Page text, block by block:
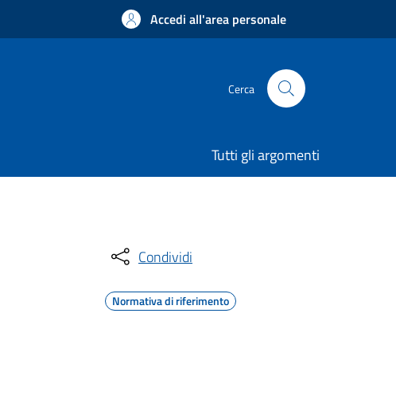
Accedi all'area personale
Cerca
Tutti gli argomenti
Condividi
Normativa di riferimento